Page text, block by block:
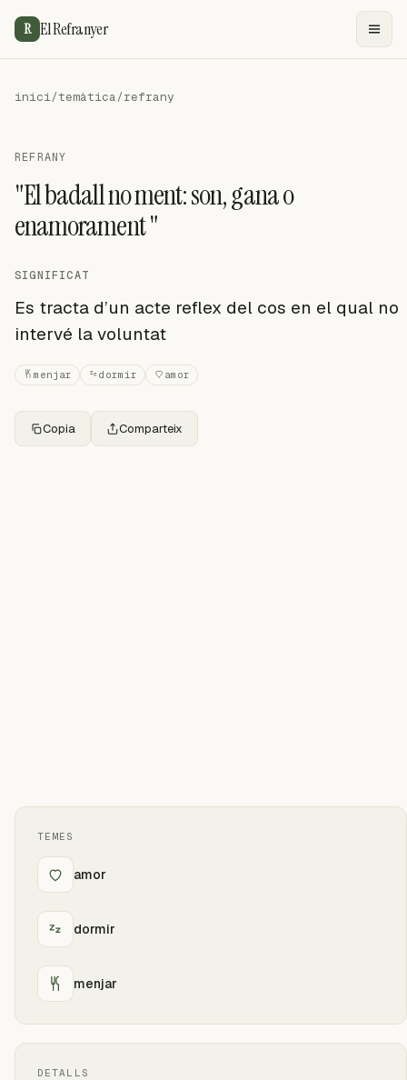
R El Refranyer
inici/temàtica/refrany
REFRANY
"El badall no ment: son, gana o
enamorament "
SIGNIFICAT
Es tracta d’un acte reflex del cos en el qual no
intervé la voluntat
menjar dormir amor
Copia Comparteix
TEMES
amor
dormir
menjar
DETALLS